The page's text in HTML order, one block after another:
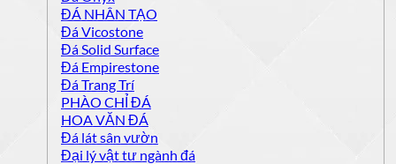
ĐÁ NHÂN TẠO
Đá Vicostone
Đá Solid Surface
Đá Empirestone
Đá Trang Trí
PHÀO CHỈ ĐÁ
HOA VĂN ĐÁ
Đá lát sân vườn
Đại lý vật tư ngành đá